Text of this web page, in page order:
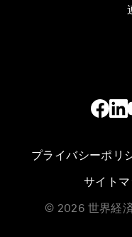
プライバシーポリ
サイト
© 2026 世界経